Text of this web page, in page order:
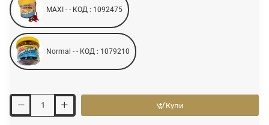
MAXI - - КОД : 1092475
Normal - - КОД : 1079210
Купи